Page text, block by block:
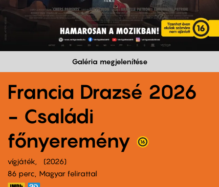
Galéria megjelenítése
Francia Drazsé 2026
- Családi
főnyeremény
vígjáték
2026
86 perc,
Magyar felirattal